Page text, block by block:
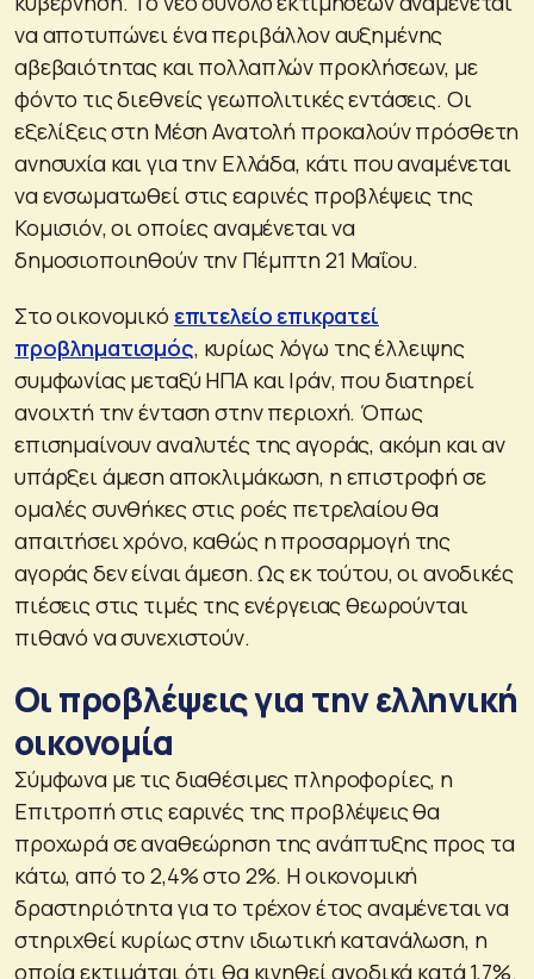
να αποτυπώνει ένα περιβάλλον αυξημένης
αβεβαιότητας και πολλαπλών προκλήσεων, με
φόντο τις διεθνείς γεωπολιτικές εντάσεις. Οι
εξελίξεις στη Μέση Ανατολή προκαλούν πρόσθετη
ανησυχία και για την Ελλάδα, κάτι που αναμένεται
να ενσωματωθεί στις εαρινές προβλέψεις της
Κομισιόν, οι οποίες αναμένεται να
δημοσιοποιηθούν την Πέμπτη 21 Μαΐου.
Στο οικονομικό επιτελείο επικρατεί
προβληματισμός, κυρίως λόγω της έλλειψης
συμφωνίας μεταξύ ΗΠΑ και Ιράν, που διατηρεί
ανοιχτή την ένταση στην περιοχή. Όπως
επισημαίνουν αναλυτές της αγοράς, ακόμη και αν
υπάρξει άμεση αποκλιμάκωση, η επιστροφή σε
ομαλές συνθήκες στις ροές πετρελαίου θα
απαιτήσει χρόνο, καθώς η προσαρμογή της
αγοράς δεν είναι άμεση. Ως εκ τούτου, οι ανοδικές
πιέσεις στις τιμές της ενέργειας θεωρούνται
πιθανό να συνεχιστούν.
Οι προβλέψεις για την ελληνική
οικονομία
Σύμφωνα με τις διαθέσιμες πληροφορίες, η
Επιτροπή στις εαρινές της προβλέψεις θα
προχωρά σε αναθεώρηση της ανάπτυξης προς τα
κάτω, από το 2,4% στο 2%. Η οικονομική
δραστηριότητα για το τρέχον έτος αναμένεται να
στηριχθεί κυρίως στην ιδιωτική κατανάλωση, η
οποία εκτιμάται ότι θα κινηθεί ανοδικά κατά 1,7%.